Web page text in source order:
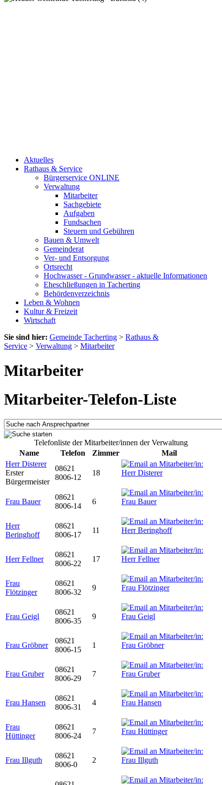
Aktuelles
Rathaus & Service
Bürgerservice ONLINE
Verwaltung
Mitarbeiter
Sachgebiete
Aufgaben
Fundsachen
Steuern und Gebühren
Bauen & Umwelt
Gemeinderat
Ver- und Entsorgung
Ortsrecht
Hochwasser - Grundwasser - aktuelle Informationen
Eheschließungen in Tacherting
Behördenverzeichnis
Leben & Wohnen
Kultur & Freizeit
Wirtschaft
Sie sind hier: Gemeinde Tacherting > Rathaus &
Service > Verwaltung > Mitarbeiter
Mitarbeiter
Mitarbeiter-Telefon-Liste
Telefonliste der Mitarbeiter/innen der Verwaltung
Name
Telefon Zimmer
Mail
Herr Disterer
Erster
Bürgermeister
08621
8006-12
18
Frau Bauer
08621
8006-14
6
Herr
Beringhoff
08621
8006-17
11
Herr Fellner
08621
8006-22
17
Frau
Flötzinger
08621
8006-32
9
Frau Geigl
08621
8006-35
9
Frau Gröbner
08621
8006-15
1
Frau Gruber
08621
8006-29
7
Frau Hansen
08621
8006-31
4
Frau
Hüttinger
08621
8006-24
7
Frau Illguth
08621
8006-0
2